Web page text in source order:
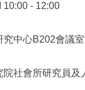
10:00 - 12:00
究中心B202會議室
社會所研究員及